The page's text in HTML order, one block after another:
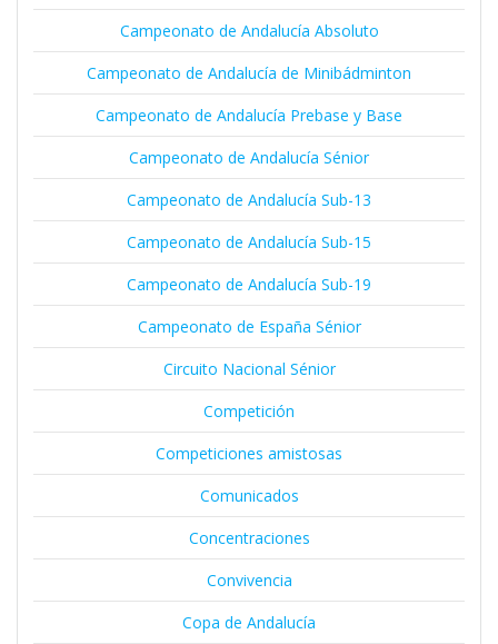
Campeonato de Andalucía Absoluto
Campeonato de Andalucía de Minibádminton
Campeonato de Andalucía Prebase y Base
Campeonato de Andalucía Sénior
Campeonato de Andalucía Sub-13
Campeonato de Andalucía Sub-15
Campeonato de Andalucía Sub-19
Campeonato de España Sénior
Circuito Nacional Sénior
Competición
Competiciones amistosas
Comunicados
Concentraciones
Convivencia
Copa de Andalucía